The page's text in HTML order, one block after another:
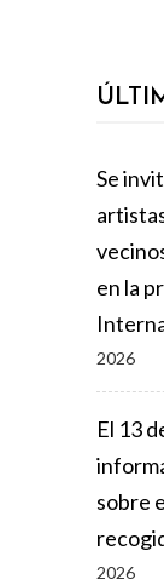
Se
en la
2026
El 13
sobre
2026